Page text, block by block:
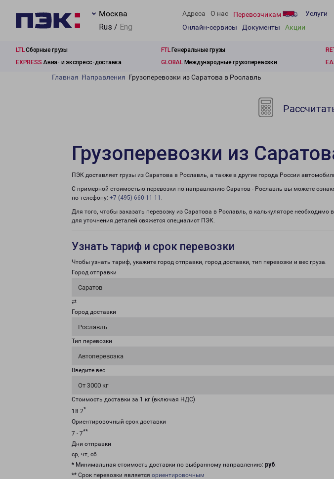
Москва
Rus / Eng
Адреса О нас Перевозчикам
Услуги
Онлайн-сервисы
Документы Акции
LTLСборные грузы FTLГенеральные грузы
EXPRESS Авиа- и экспресс-доставка GLOBALМеждународные грузоперевозки
Главная Направления Грузоперевозки из Саратова в Рославль
Грузоперевозки из
ПЭК доставляет грузы из Саратова в Рославль, а также в другие города России
С примерной стоимостью перевозки по направлению Саратов - Рославль вы можете
по телефону: +7 (495) 660-11-11 .
Для того, чтобы заказать перевозку из Саратова в Рославль, в калькуляторе
для уточнения деталей свяжется специалист ПЭК.
Узнать тариф и срок перевозки
Чтобы узнать тариф, укажите город отправки, город доставки, тип перевозки и вес груза.
Город отправки
Саратов
⇄
Город доставки
Рославль
Тип перевозки
Автоперевозка
Введите вес
От 3000 кг
Стоимость доставки за 1 кг (включая НДС)
18.2*
Ориентировочный срок доставки
7 - 7**
Дни отправки
ср, чт, сб
* Минимальная стоимость доставки по выбранному направлению: руб.
** Срок перевозки является ориентировочным